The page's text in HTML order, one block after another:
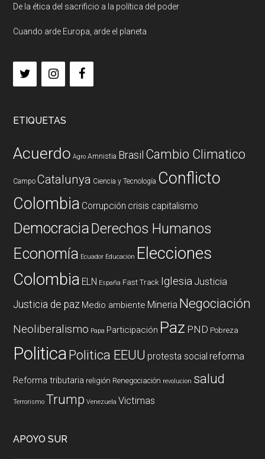
De la ética del sacrificio a la política del poder
Cuando arde Europa, arde el planeta
ETIQUETAS
Acuerdo Agro Amnistia Brasil Cambio Climatico
Campo Catalunya Ciencia y Tecnología Conflicto
Colombia Corrupción crisis capitalismo
DemocraciaDerechos Humanos
Economía Ecuador Educación Elecciones
Colombia ELN España Fast Track Iglesia Justicia
Justicia de paz Medio ambiente Mineria Negociación
Neoliberalismo Papa Participación Paz PND Pobreza
PoliticaPolitica EEUU protesta social reforma
Reforma tributaria religión Renegociación revolucion salud
Terrorismo Trump Venezuela Victimas
APOYO SUR